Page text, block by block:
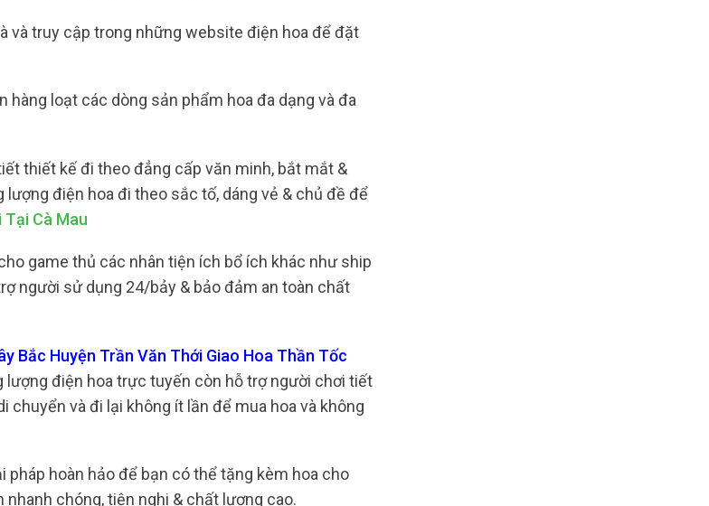
và truy cập trong những website điện hoa để đặt
hàng loạt các dòng sản phẩm hoa đa dạng và đa
thiết kế đi theo đẳng cấp văn minh, bắt mắt &
điện hoa đi theo sắc tố, dáng vẻ & chủ đề để
Cà Mau
game thủ các nhân tiện ích bổ ích khác như ship
người sử dụng 24/bảy & bảo đảm an toàn chất
Bắc Huyện Trần Văn Thới Giao Hoa Thần Tốc
lượng điện hoa trực tuyến còn hỗ trợ người chơi tiết
chuyển và đi lại không ít lần để mua hoa và không
hoàn hảo để bạn có thể tặng kèm hoa cho
chóng, tiện nghi & chất lượng cao.